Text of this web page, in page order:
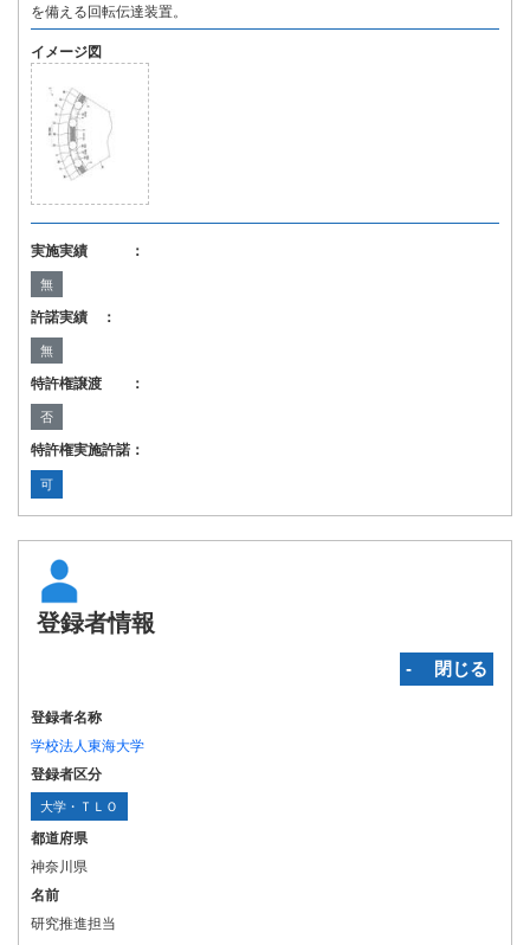
を備える回転伝達装置。
イメージ図
実施実績 ：
無
許諾実績 ：
無
特許権譲渡 ：
否
特許権実施許諾：
可
登録者情報
‐ 閉じる
登録者名称
学校法人東海大学
登録者区分
大学・ＴＬＯ
都道府県
神奈川県
名前
研究推進担当